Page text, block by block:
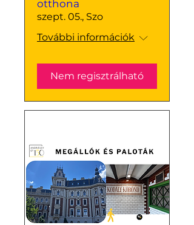
otthona
szept. 05., Szo
További információk
Nem regisztrálható